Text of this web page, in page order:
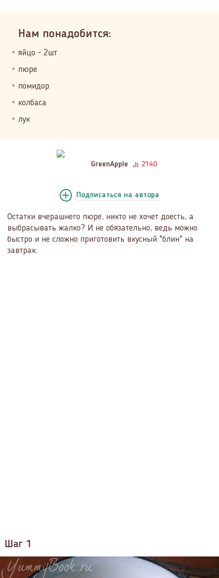
Нам понадобится:
яйцо - 2шт
пюре
помидор
колбаса
лук
GreenApple 2140
Подписаться на автора
Остатки вчерашнего пюре, никто не хочет доесть, а
выбрасывать жалко? И не обязательно, ведь можно
быстро и не сложно приготовить вкусный "блин" на
завтрак.
Шаг 1